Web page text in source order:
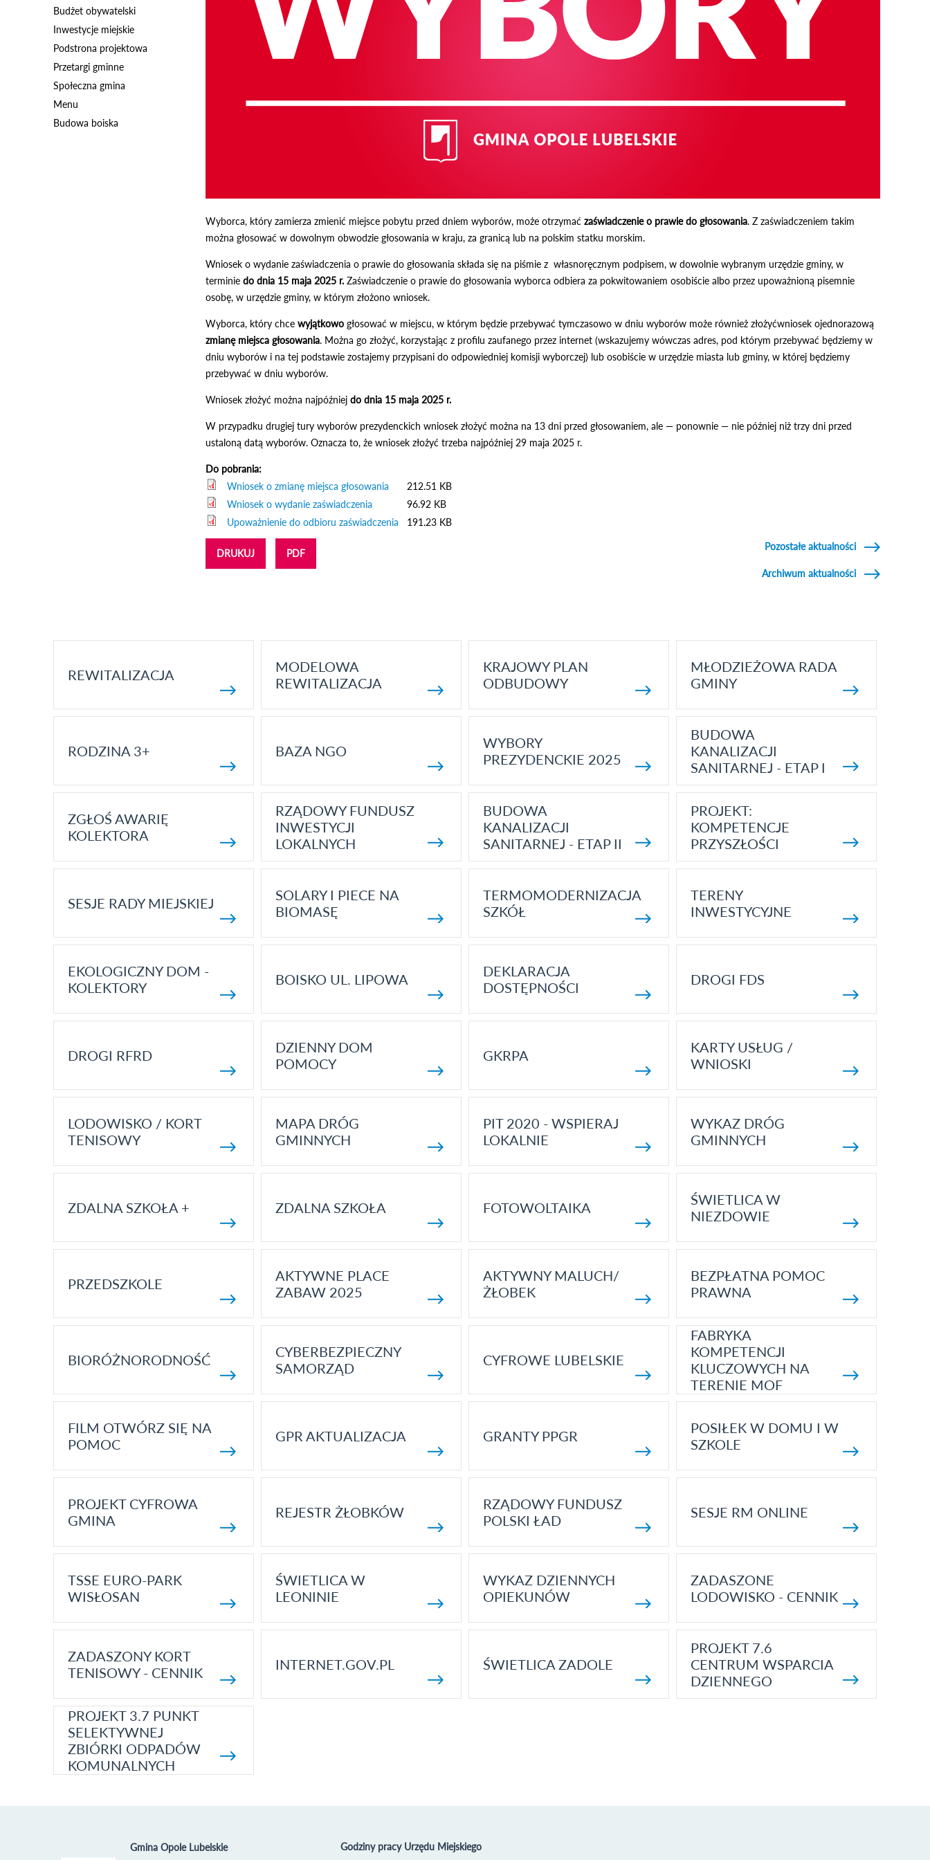
Budżet obywatelski
Inwestycje miejskie
Podstrona projektowa
Przetargi gminne
Społeczna gmina
Menu
Budowa boiska
Wyborca, który zamierza zmienić miejsce pobytu przed dniem wyborów, może otrzymać zaświadczenie o prawie do głosowania. Z zaświadczeniem takim
można głosować w dowolnym obwodzie głosowania w kraju, za granicą lub na polskim statku morskim.
Wniosek o wydanie zaświadczenia o prawie do głosowania składa się na piśmie z własnoręcznym podpisem, w dowolnie wybranym urzędzie gminy, w
terminie do dnia 15 maja 2025 r. Zaświadczenie o prawie do głosowania wyborca odbiera za pokwitowaniem osobiście albo przez upoważnioną pisemnie
osobę, w urzędzie gminy, w którym złożono wniosek.
Wyborca, który chce wyjątkowo głosować w miejscu, w którym będzie przebywać tymczasowo w dniu wyborów może również złożyćwniosek ojednorazową
zmianę miejsca głosowania. Można go złożyć, korzystając z profilu zaufanego przez internet (wskazujemy wówczas adres, pod którym przebywać będziemy w
dniu wyborów i na tej podstawie zostajemy przypisani do odpowiedniej komisji wyborczej) lub osobiście w urzędzie miasta lub gminy, w której będziemy
przebywać w dniu wyborów.
Wniosek złożyć można najpóźniej do dnia 15 maja 2025 r.
W przypadku drugiej tury wyborów prezydenckich wniosek złożyć można na 13 dni przed głosowaniem, ale — ponownie — nie później niż trzy dni przed
ustaloną datą wyborów. Oznacza to, że wniosek złożyć trzeba najpóźniej 29 maja 2025 r.
Do pobrania:
Wniosek o zmianę miejsca głosowania
212.51 KB
Wniosek o wydanie zaświadczenia
96.92 KB
Upoważnienie do odbioru zaświadczenia
191.23 KB
DRUKUJ PDF
Pozostałe aktualności
Archiwum aktualności
REWITALIZACJA
MODELOWA
REWITALIZACJA
KRAJOWY PLAN
ODBUDOWY
MŁODZIEŻOWA RADA
GMINY
RODZINA 3+ BAZA NGO
WYBORY
PREZYDENCKIE 2025
BUDOWA
KANALIZACJI
SANITARNEJ - ETAP I
ZGŁOŚ AWARIĘ
KOLEKTORA
RZĄDOWY FUNDUSZ
INWESTYCJI
LOKALNYCH
BUDOWA
KANALIZACJI
SANITARNEJ - ETAP II
PROJEKT:
KOMPETENCJE
PRZYSZŁOŚCI
SESJE RADY MIEJSKIEJ
SOLARY I PIECE NA
BIOMASĘ
TERMOMODERNIZACJA
SZKÓŁ
TERENY
INWESTYCYJNE
EKOLOGICZNY DOM -
KOLEKTORY
BOISKO UL. LIPOWA
DEKLARACJA
DOSTĘPNOŚCI
DROGI FDS
DROGI RFRD
DZIENNY DOM
POMOCY
GKRPA
KARTY USŁUG /
WNIOSKI
LODOWISKO / KORT
TENISOWY
MAPA DRÓG
GMINNYCH
PIT 2020 - WSPIERAJ
LOKALNIE
WYKAZ DRÓG
GMINNYCH
ZDALNA SZKOŁA + ZDALNA SZKOŁA FOTOWOLTAIKA
ŚWIETLICA W
NIEZDOWIE
PRZEDSZKOLE
AKTYWNE PLACE
ZABAW 2025
AKTYWNY MALUCH/
ŻŁOBEK
BEZPŁATNA POMOC
PRAWNA
BIORÓŻNORODNOŚĆ
CYBERBEZPIECZNY
SAMORZĄD
CYFROWE LUBELSKIE
FABRYKA
KOMPETENCJI
KLUCZOWYCH NA
TERENIE MOF
FILM OTWÓRZ SIĘ NA
POMOC
GPR AKTUALIZACJA GRANTY PPGR
POSIŁEK W DOMU I W
SZKOLE
PROJEKT CYFROWA
GMINA
REJESTR ŻŁOBKÓW
RZĄDOWY FUNDUSZ
POLSKI ŁAD
SESJE RM ONLINE
TSSE EURO-PARK
WISŁOSAN
ŚWIETLICA W
LEONINIE
WYKAZ DZIENNYCH
OPIEKUNÓW
ZADASZONE
LODOWISKO - CENNIK
ZADASZONY KORT
TENISOWY - CENNIK
INTERNET.GOV.PL ŚWIETLICA ZADOLE
PROJEKT 7.6
CENTRUM WSPARCIA
DZIENNEGO
PROJEKT 3.7 PUNKT
SELEKTYWNEJ
ZBIÓRKI ODPADÓW
KOMUNALNYCH
Gmina Opole Lubelskie Godziny pracy Urzędu Miejskiego